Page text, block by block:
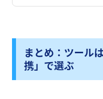
まとめ：ツール
携」で選ぶ